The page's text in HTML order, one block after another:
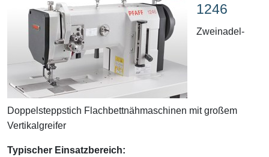
1246
Zweinadel-
Doppelsteppstich Flachbettnähmaschinen mit großem
Vertikalgreifer
Typischer Einsatzbereich: